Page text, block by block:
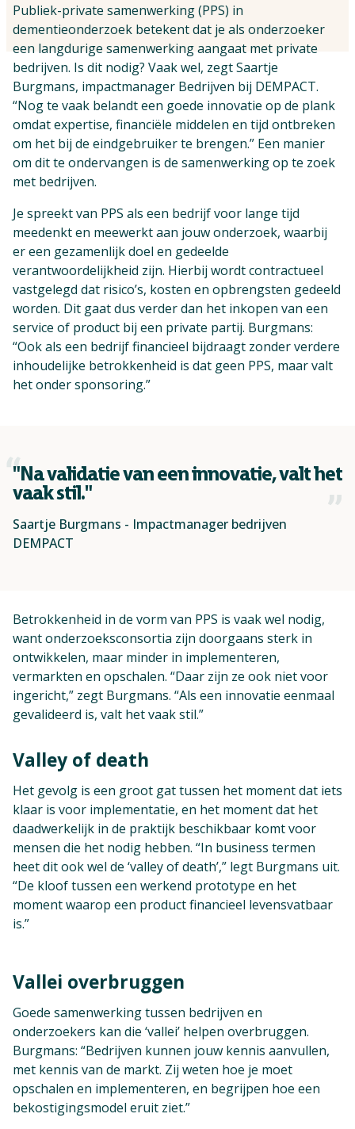
Publiek-private samenwerking (PPS) in
dementieonderzoek betekent dat je als onderzoeker
een langdurige samenwerking aangaat met private
bedrijven. Is dit nodig? Vaak wel, zegt Saartje
Burgmans, impactmanager Bedrijven bij DEMPACT.
“Nog te vaak belandt een goede innovatie op de plank
omdat expertise, financiële middelen en tijd ontbreken
om het bij de eindgebruiker te brengen.” Een manier
om dit te ondervangen is de samenwerking op te zoek
met bedrijven.
Je spreekt van PPS als een bedrijf voor lange tijd
meedenkt en meewerkt aan jouw onderzoek, waarbij
er een gezamenlijk doel en gedeelde
verantwoordelijkheid zijn. Hierbij wordt contractueel
vastgelegd dat risico’s, kosten en opbrengsten gedeeld
worden. Dit gaat dus verder dan het inkopen van een
service of product bij een private partij. Burgmans:
“Ook als een bedrijf financieel bijdraagt zonder verdere
inhoudelijke betrokkenheid is dat geen PPS, maar valt
het onder sponsoring.”
"Na validatie van een innovatie, valt het
vaak stil."
Saartje Burgmans - Impactmanager bedrijven
DEMPACT
Betrokkenheid in de vorm van PPS is vaak wel nodig,
want onderzoeksconsortia zijn doorgaans sterk in
ontwikkelen, maar minder in implementeren,
vermarkten en opschalen. “Daar zijn ze ook niet voor
ingericht,” zegt Burgmans. “Als een innovatie eenmaal
gevalideerd is, valt het vaak stil.”
Valley of death
Het gevolg is een groot gat tussen het moment dat iets
klaar is voor implementatie, en het moment dat het
daadwerkelijk in de praktijk beschikbaar komt voor
mensen die het nodig hebben. “In business termen
heet dit ook wel de ‘valley of death’,” legt Burgmans uit.
“De kloof tussen een werkend prototype en het
moment waarop een product financieel levensvatbaar
is.”
Vallei overbruggen
Goede samenwerking tussen bedrijven en
onderzoekers kan die ‘vallei’ helpen overbruggen.
Burgmans: “Bedrijven kunnen jouw kennis aanvullen,
met kennis van de markt. Zij weten hoe je moet
opschalen en implementeren, en begrijpen hoe een
bekostigingsmodel eruit ziet.”